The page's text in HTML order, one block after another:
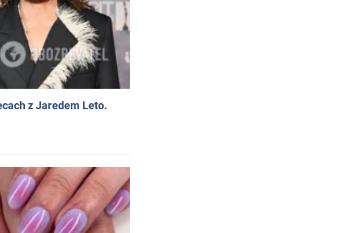
z Jaredem Leto.